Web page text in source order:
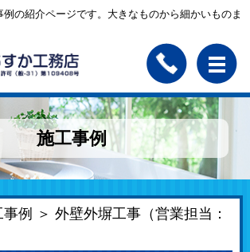
の紹介ページです。大きなものから細かいものま
施工事例
例
＞ 外壁外塀工事（営業担当：